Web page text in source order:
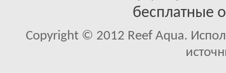
бесплатные
Copyright © 2012 Reef Aqua.